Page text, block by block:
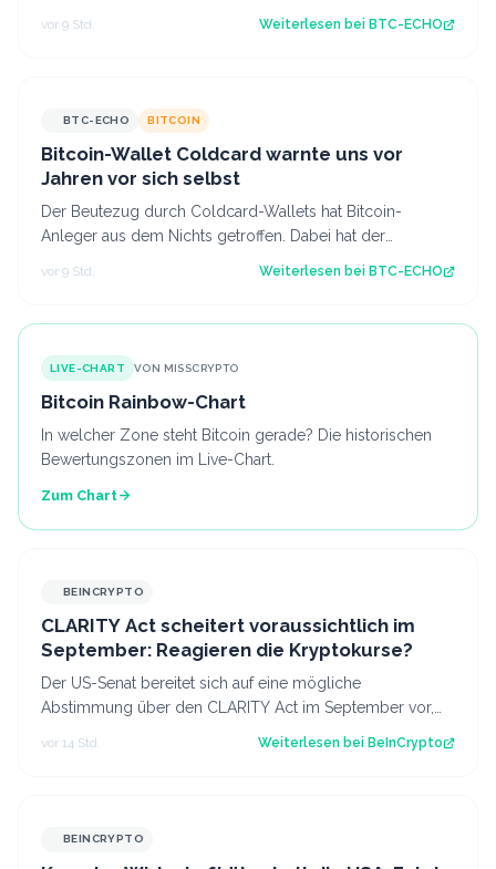
vor 9 Std. Weiterlesen bei BTC-ECHO
BTC-ECHO BITCOIN
Bitcoin-Wallet Coldcard warnte uns vor
Jahren vor sich selbst
Der Beutezug durch Coldcard-Wallets hat Bitcoin-
Anleger aus dem Nichts getroffen. Dabei hat der
Hersteller offenbar seine eigene Warnung ign…
vor 9 Std. Weiterlesen bei BTC-ECHO
LIVE-CHART VON MISSCRYPTO
Bitcoin Rainbow-Chart
In welcher Zone steht Bitcoin gerade? Die historischen
Bewertungszonen im Live-Chart.
Zum Chart
BEINCRYPTO
CLARITY Act scheitert voraussichtlich im
September: Reagieren die Kryptokurse?
Der US-Senat bereitet sich auf eine mögliche
Abstimmung über den CLARITY Act im September vor,
obwohl weiterhin die nötige Unterstützung feh…
vor 14 Std. Weiterlesen bei BeInCrypto
BEINCRYPTO